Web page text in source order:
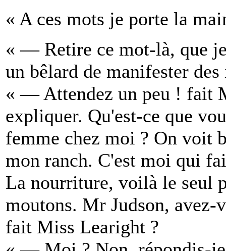
« A ces mots je porte la
« — Retire ce mot-là, que
un bêlard de manifester
« — Attendez un peu ! fait
expliquer. Qu'est-ce que
femme chez moi ? On voit
mon ranch. C'est moi qui
La nourriture, voilà le seul
moutons. Mr Judson, avez-
fait Miss Learight ?